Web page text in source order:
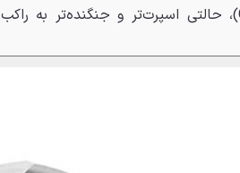
NIX30 داده است. همچنین، فرمان مسابقه‌ای (Clip On)، حالتی اسپرت‌تر و جنگنده‌تر به راکب